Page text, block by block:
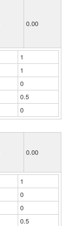
0.00
1
1
0
0.5
0
0.00
1
0
0
0.5